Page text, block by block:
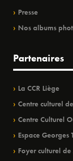
Presse
Nos albums
Partenaires
La CCR Liège
Centre culturel
Centre Culturel
Espace Georges
Foyer culturel